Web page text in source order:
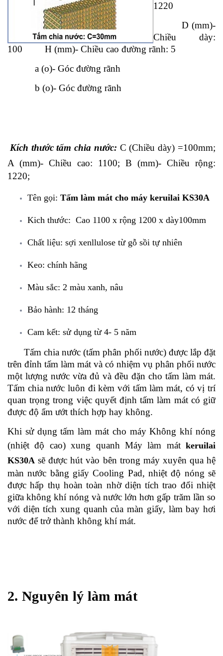
1220
D (mm)-
Chiều dày:
100 H (mm)- Chiều cao đường rãnh: 5
a (o)- Góc đường rãnh
b (o)- Góc đường rãnh
Kích thước tấm chia nước: C (Chiều dày) =100mm;
A (mm)- Chiều cao: 1100; B (mm)- Chiều rộng:
1220;
Tên gọi: Tấm làm mát cho máy keruilai KS30A
Kich thước: Cao 1100 x rộng 1200 x dày100mm
Chất liệu: sợi xenllulose từ gỗ sồi tự nhiên
Keo: chính hãng
Màu sắc: 2 màu xanh, nâu
Bảo hành: 12 tháng
Cam kết: sử dụng từ 4- 5 năm
Tấm chia nước (tấm phân phối nước) được lắp đặt
trên đỉnh tấm làm mát và có nhiệm vụ phân phối nước
một lượng nước vừa đủ và đều đặn cho tấm làm mát.
Tấm chia nước luôn đi kèm với tấm làm mát, có vị trí
quan trọng trong việc quyết định tấm làm mát có giữ
được độ ẩm ướt thích hợp hay không.
Khi sử dụng tấm làm mát cho máy Không khí nóng
(nhiệt độ cao) xung quanh Máy làm mát keruilai
KS30A sẽ được hút vào bên trong máy xuyên qua hệ
màn nước bằng giấy Cooling Pad, nhiệt độ nóng sẽ
được hấp thụ hoàn toàn nhờ diện tích trao đổi nhiệt
giữa không khí nóng và nước lớn hơn gấp trăm lần so
với diện tích xung quanh của màn giấy, làm bay hơi
nước để trở thành không khí mát.
2. Nguyên lý làm mát